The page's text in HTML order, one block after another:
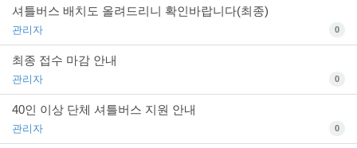
셔틀버스 배치도 올려드리니 확인바랍니다(최종)
관리자 0
최종 접수 마감 안내
관리자 0
40인 이상 단체 셔틀버스 지원 안내
관리자 0